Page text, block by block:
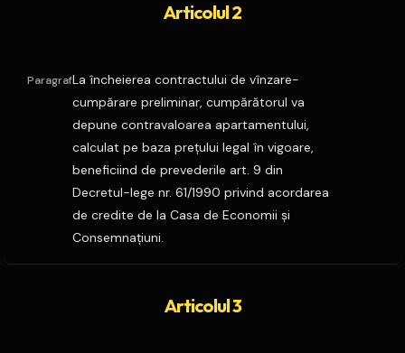
Articolul 2
ParagrafLa încheierea contractului de vînzare-
cumpărare preliminar, cumpărătorul va
depune contravaloarea apartamentului,
calculat pe baza preţului legal în vigoare,
beneficiind de prevederile art. 9 din
Decretul-lege nr. 61/1990 privind acordarea
de credite de la Casa de Economii şi
Consemnaţiuni.
Articolul 3